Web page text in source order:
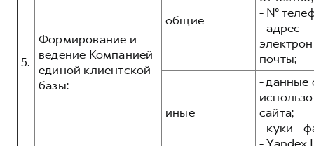
5.
Формирование и
ведение Компанией
единой клиентской
базы:
общие
- №
- адрес
почты;
иные
- данные
сайта;
- куки -